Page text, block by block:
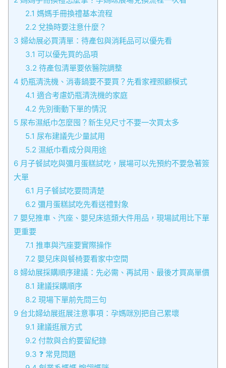
2.1 媽媽手冊換禮基本流程
2.2 兌換時要注意什麼？
3 婦幼展必買清單：待產包與消耗品可以優先看
3.1 可以優先買的品項
3.2 待產包清單要依醫院調整
4 奶瓶清洗機、消毒鍋要不要買？先看家裡照顧模式
4.1 適合考慮奶瓶清洗機的家庭
4.2 先別衝動下單的情況
5 尿布濕紙巾怎麼囤？新生兒尺寸不要一次買太多
5.1 尿布建議先少量試用
5.2 濕紙巾看成分與用途
6 月子餐試吃與彌月蛋糕試吃，展場可以先預約不要急著簽
大單
6.1 月子餐試吃要問清楚
6.2 彌月蛋糕試吃先看送禮對象
7 嬰兒推車、汽座、嬰兒床這類大件用品，現場試用比下單
更重要
7.1 推車與汽座要實際操作
7.2 嬰兒床與餐椅要看家中空間
8 婦幼展採購順序建議：先必需、再試用、最後才買高單價
8.1 建議採購順序
8.2 現場下單前先問三句
9 台北婦幼展逛展注意事項：孕媽咪別把自己累壞
9.1 建議逛展方式
9.2 付款與合約要留紀錄
9.3 ❓ 常見問題